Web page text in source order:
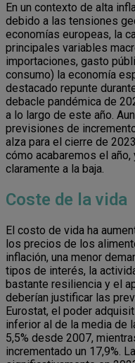
En un contexto de alta
debido a las tensiones
economías europeas, la
principales variables
importaciones, gasto
consumo) la economía
destacado repunte
debacle pandémica de
a lo largo de este año.
previsiones de
alza para el cierre de
cómo acabaremos el
claramente a la baja.
Coste de la vida
El costo de vida ha
los precios de los
inflación, una menor
tipos de interés, la
bastante resiliencia y el
deberían justificar las
Eurostat, el poder
inferior al de la media de
5,5% desde 2007,
incrementado un 17,9%.